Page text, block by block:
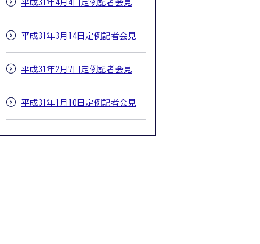
平成31年4月4日定例記者会見
平成31年3月14日定例記者会見
平成31年2月7日定例記者会見
平成31年1月10日定例記者会見